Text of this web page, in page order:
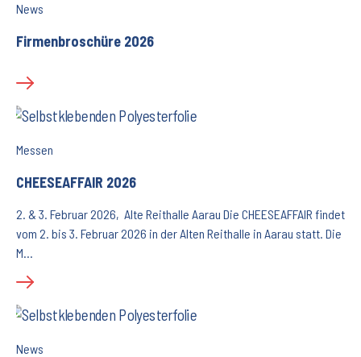
News
Firmenbroschüre 2026
Messen
CHEESEAFFAIR 2026
2. & 3. Februar 2026, Alte Reithalle Aarau Die CHEESEAFFAIR findet
vom 2. bis 3. Februar 2026 in der Alten Reithalle in Aarau statt. Die
M…
News